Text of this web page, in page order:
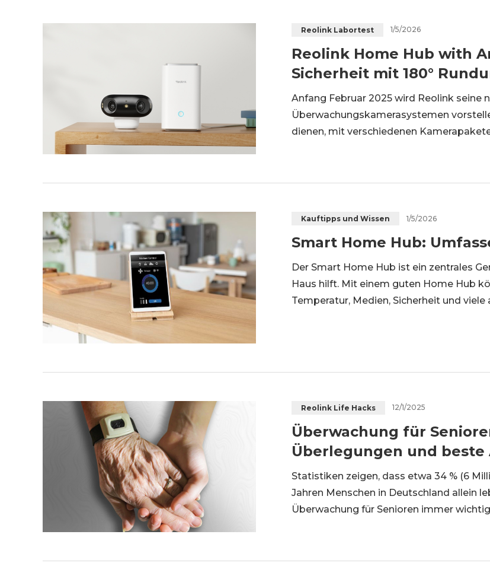
Reolink Labortest 1/5/2026
Reolink Home Hub with
Sicherheit mit 180°
Anfang Februar 2025 wird Reolink seine
Überwachungskamerasystemen
dienen, mit verschiedenen
Kauftipps und Wissen 1/5/2026
Smart Home Hub:
Der Smart Home Hub ist ein zentrales
Haus hilft. Mit einem guten Home Hub
Temperatur, Medien, Sicherheit und
Reolink Life Hacks 12/1/2025
Überwachung für
Überlegungen und beste
Statistiken zeigen, dass etwa 34 % (6
Jahren Menschen in Deutschland allein
Überwachung für Senioren immer